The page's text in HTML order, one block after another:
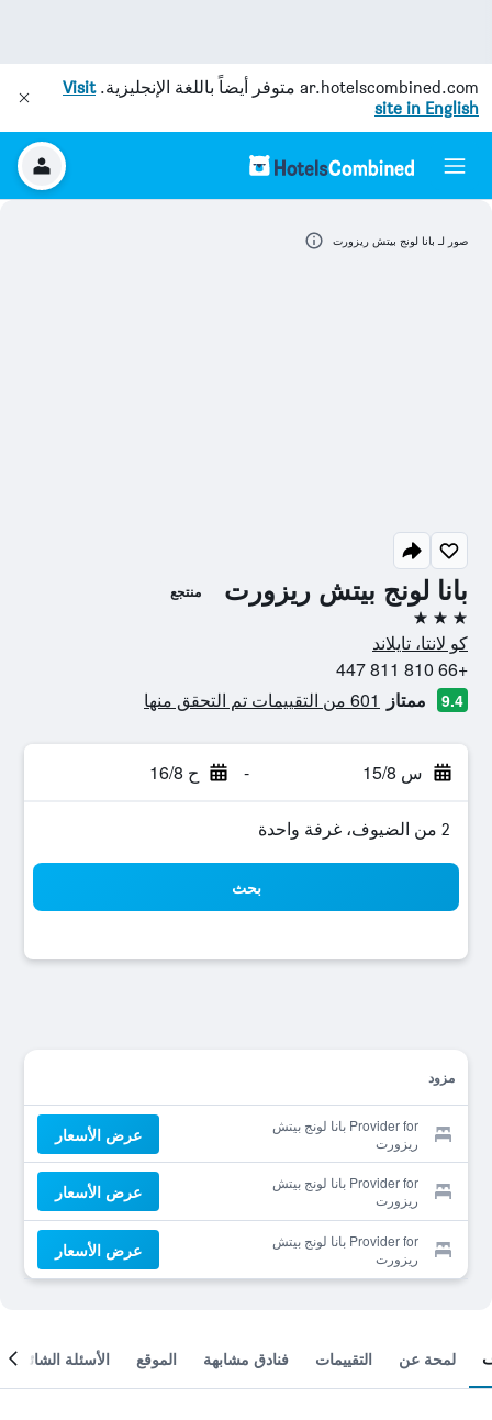
ar.hotelscombined.com متوفر أيضاً باللغة الإنجليزية.Visit
site in English
بانا لونج بيتش ريزورت منتجع
3 نجوم
كو لانتا، تايلاند
+66 810 811 447
9.4 ممتاز 601 من التقييمات تم التحقق منها
س 15/8 - ح 16/8
2 من الضيوف، غرفة واحدة
بحث
مزود
Provider for بانا لونج بيتش
ريزورت
عرض الأسعار
Provider for بانا لونج بيتش
ريزورت
عرض الأسعار
Provider for بانا لونج بيتش
ريزورت
عرض الأسعار
صور لـ بانا لونج بيتش ريزورت
لمحة عن التقييمات فنادق مشابهة الموقع الأسئلة الشائعة